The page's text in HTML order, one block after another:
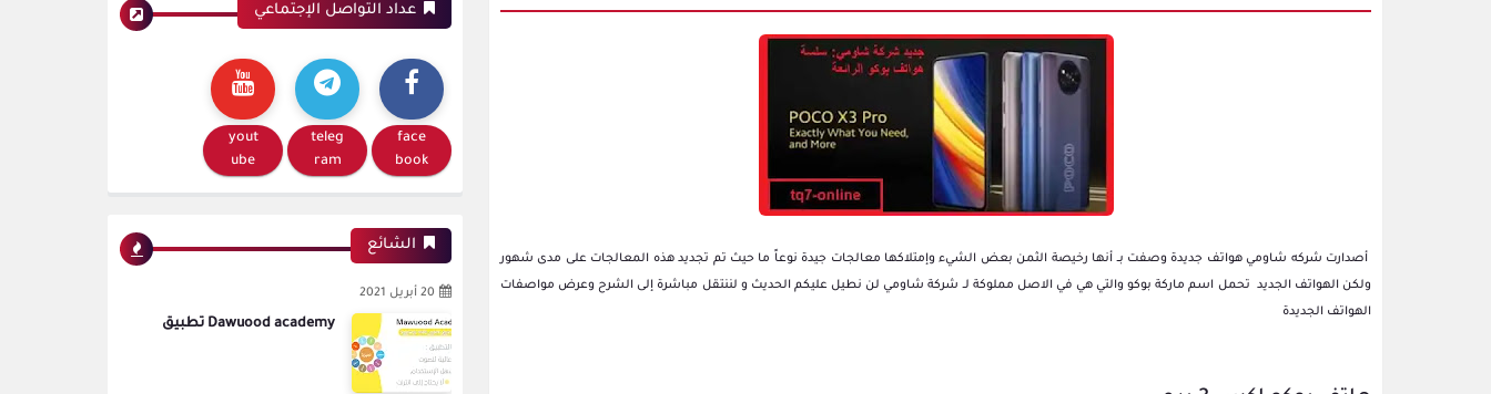
أصدارت شركه شاومي هواتف جديدة وصفت بــ أنها رخيصة الثمن بعض الشيء وإمتلاكها معالجات جيدة نوعاً ما حيث تم تجديد هذه المعالجات على مدى شهور
ولكن الهواتف الجديد تحمل اسم ماركة بوكو والتي هي في الاصل مملوكة لــ شركة شاومي لن نطيل عليكم الحديث و لننتقل مباشرة إلى الشرح وعرض مواصفات
الهواتف الجديدة
عداد التواصل الإجتماعي
face
book
teleg
ram
yout
ube
الشائع
20 أبريل 2021
Dawuood academy تطبيق